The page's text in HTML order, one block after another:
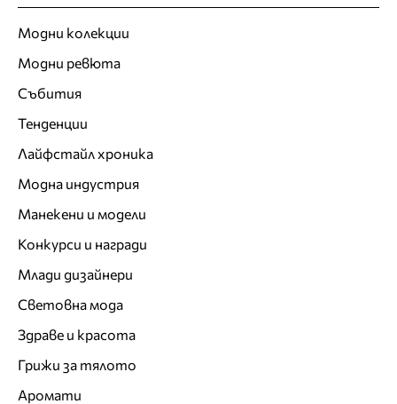
Модни колекции
Модни ревюта
Събития
Тенденции
Лайфстайл хроника
Модна индустрия
Манекени и модели
Конкурси и награди
Млади дизайнери
Световна мода
Здраве и красота
Грижи за тялото
Аромати